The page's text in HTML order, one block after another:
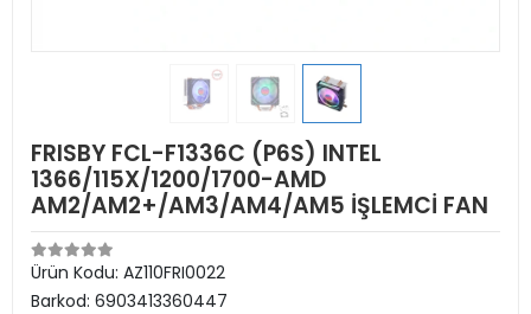
FRISBY FCL-F1336C (P6S) INTEL
1366/115X/1200/1700-AMD
AM2/AM2+/AM3/AM4/AM5 İŞLEMCİ FAN
Ürün Kodu: AZ110FRI0022
Barkod: 6903413360447